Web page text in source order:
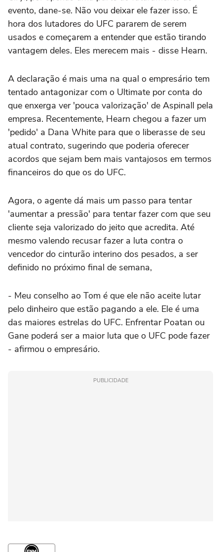
evento, dane-se. Não vou deixar ele fazer isso. É
hora dos lutadores do UFC pararem de serem
usados e começarem a entender que estão tirando
vantagem deles. Eles merecem mais - disse Hearn.
A declaração é mais uma na qual o empresário tem
tentado antagonizar com o Ultimate por conta do
que enxerga ver 'pouca valorização' de Aspinall pela
empresa. Recentemente, Hearn chegou a fazer um
'pedido' a Dana White para que o liberasse de seu
atual contrato, sugerindo que poderia oferecer
acordos que sejam bem mais vantajosos em termos
financeiros do que os do UFC.
Agora, o agente dá mais um passo para tentar
'aumentar a pressão' para tentar fazer com que seu
cliente seja valorizado do jeito que acredita. Até
mesmo valendo recusar fazer a luta contra o
vencedor do cinturão interino dos pesados, a ser
definido no próximo final de semana,
- Meu conselho ao Tom é que ele não aceite lutar
pelo dinheiro que estão pagando a ele. Ele é uma
das maiores estrelas do UFC. Enfrentar Poatan ou
Gane poderá ser a maior luta que o UFC pode fazer
- afirmou o empresário.
PUBLICIDADE